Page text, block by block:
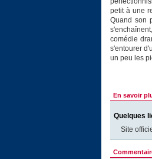
petit à une
Quand son
comédie
s'entourer
un peu les
En savoir
Quelques
Site